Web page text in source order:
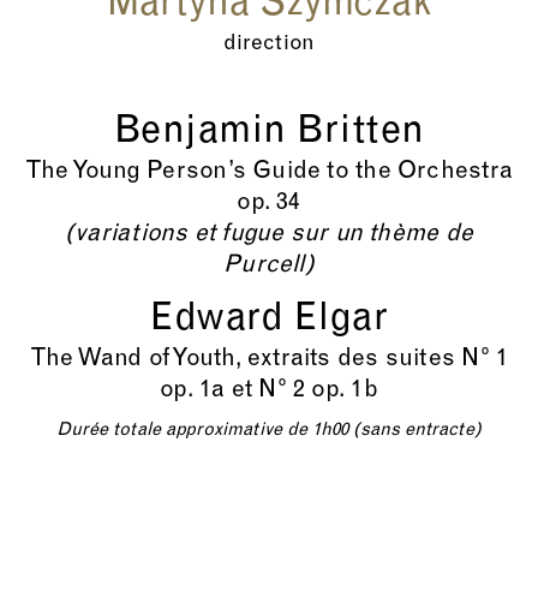
direction
Benjamin Britten
The Young Person’s Guide to the Orchestra
op. 34
(variations et fugue sur un thème de
Purcell)
Edward Elgar
The Wand of Youth, extraits des suites N° 1
op. 1a et N° 2 op. 1b
Durée totale approximative de 1h00 (sans entracte)